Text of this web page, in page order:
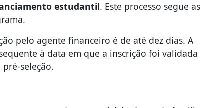
estudantil. Este processo segue as
pelo agente financeiro é de até dez dias. A
à data em que a inscrição foi validada
seleção.